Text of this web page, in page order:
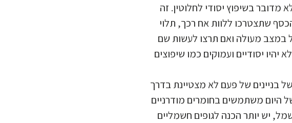
בשיפוץ יסודי לחלוטין. זה
שתצטרכו ללוות אח רכך, תלוי
במצב מעולה ואם תרצו לעשות שם
יהיו יסודיים ועמוקים כמו שיפוצים
בניינים של פעם לא מצטיינת בדרך
היום משתמשים בחומרים מודרניים
יש יותר הכנה לגופים חשמליים